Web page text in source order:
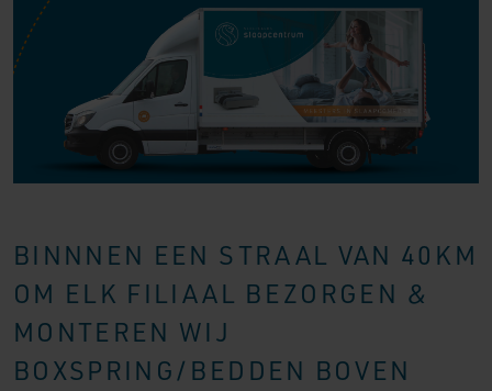
BINNNEN EEN STRAAL VAN 40KM
OM ELK FILIAAL BEZORGEN &
MONTEREN WIJ
BOXSPRING/BEDDEN BOVEN